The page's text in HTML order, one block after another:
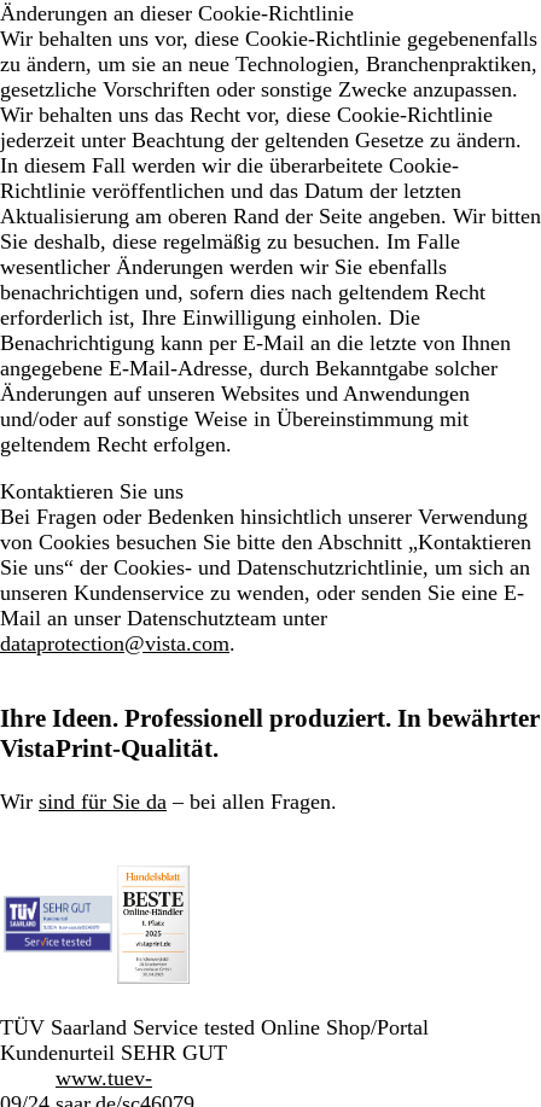
Änderungen an dieser Cookie-Richtlinie
Wir behalten uns vor, diese Cookie-Richtlinie gegebenenfalls
zu ändern, um sie an neue Technologien, Branchenpraktiken,
gesetzliche Vorschriften oder sonstige Zwecke anzupassen.
Wir behalten uns das Recht vor, diese Cookie-Richtlinie
jederzeit unter Beachtung der geltenden Gesetze zu ändern.
In diesem Fall werden wir die überarbeitete Cookie-
Richtlinie veröffentlichen und das Datum der letzten
Aktualisierung am oberen Rand der Seite angeben. Wir bitten
Sie deshalb, diese regelmäßig zu besuchen. Im Falle
wesentlicher Änderungen werden wir Sie ebenfalls
benachrichtigen und, sofern dies nach geltendem Recht
erforderlich ist, Ihre Einwilligung einholen. Die
Benachrichtigung kann per E-Mail an die letzte von Ihnen
angegebene E-Mail-Adresse, durch Bekanntgabe solcher
Änderungen auf unseren Websites und Anwendungen
und/oder auf sonstige Weise in Übereinstimmung mit
geltendem Recht erfolgen.
Kontaktieren Sie uns
Bei Fragen oder Bedenken hinsichtlich unserer Verwendung
von Cookies besuchen Sie bitte den Abschnitt „Kontaktieren
Sie uns“ der Cookies- und Datenschutzrichtlinie, um sich an
unseren Kundenservice zu wenden, oder senden Sie eine E-
Mail an unser Datenschutzteam unter
dataprotection@vista.com.
Ihre Ideen. Professionell produziert. In bewährter
VistaPrint-Qualität.
Wir sind für Sie da – bei allen Fragen.
TÜV Saarland Service tested Online Shop/Portal
Kundenurteil SEHR GUT
www.tuev-